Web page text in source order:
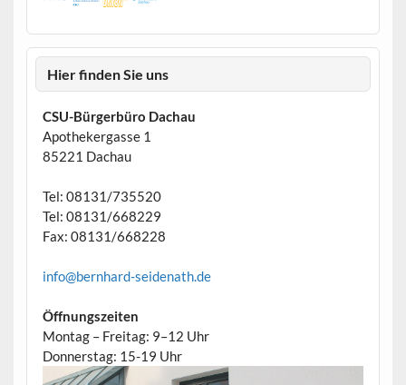
Hier finden Sie uns
CSU-Bürgerbüro Dachau
Apothekergasse 1
85221 Dachau
Tel: 08131/735520
Tel: 08131/668229
Fax: 08131/668228
info@bernhard-seidenath.de
Öffnungszeiten
Montag – Freitag: 9–12 Uhr
Donnerstag: 15-19 Uhr